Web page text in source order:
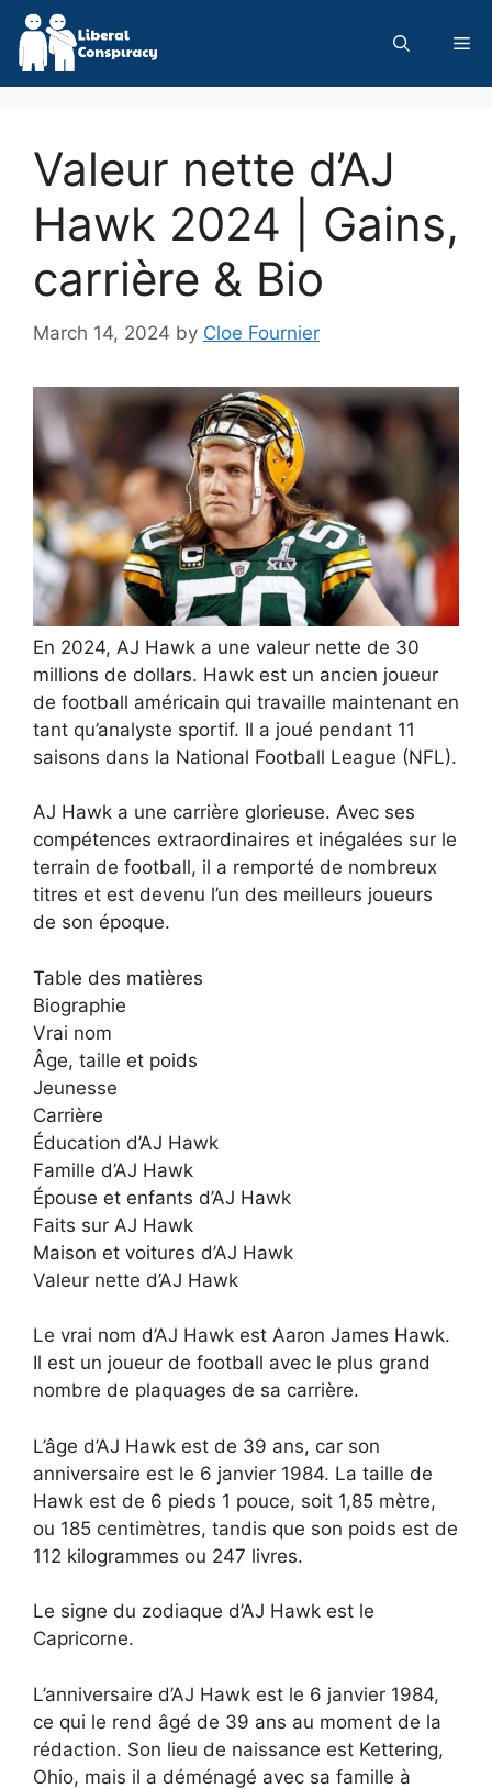
Skip
content
Valeur nette d’AJ
Hawk 2024 | Gains,
carrière & Bio
March 14, 2024 by Cloe Fournier
En 2024, AJ Hawk a une valeur nette de 30
millions de dollars. Hawk est un ancien joueur
de football américain qui travaille maintenant en
tant qu’analyste sportif. Il a joué pendant 11
saisons dans la National Football League (NFL).
AJ Hawk a une carrière glorieuse. Avec ses
compétences extraordinaires et inégalées sur le
terrain de football, il a remporté de nombreux
titres et est devenu l’un des meilleurs joueurs
de son époque.
Table des matières
Biographie
Vrai nom
Âge, taille et poids
Jeunesse
Carrière
Éducation d’AJ Hawk
Famille d’AJ Hawk
Épouse et enfants d’AJ Hawk
Faits sur AJ Hawk
Maison et voitures d’AJ Hawk
Valeur nette d’AJ Hawk
Le vrai nom d’AJ Hawk est Aaron James Hawk.
Il est un joueur de football avec le plus grand
nombre de plaquages de sa carrière.
L’âge d’AJ Hawk est de 39 ans, car son
anniversaire est le 6 janvier 1984. La taille de
Hawk est de 6 pieds 1 pouce, soit 1,85 mètre,
ou 185 centimètres, tandis que son poids est de
112 kilogrammes ou 247 livres.
Le signe du zodiaque d’AJ Hawk est le
Capricorne.
L’anniversaire d’AJ Hawk est le 6 janvier 1984,
ce qui le rend âgé de 39 ans au moment de la
rédaction. Son lieu de naissance est Kettering,
Ohio, mais il a déménagé avec sa famille à